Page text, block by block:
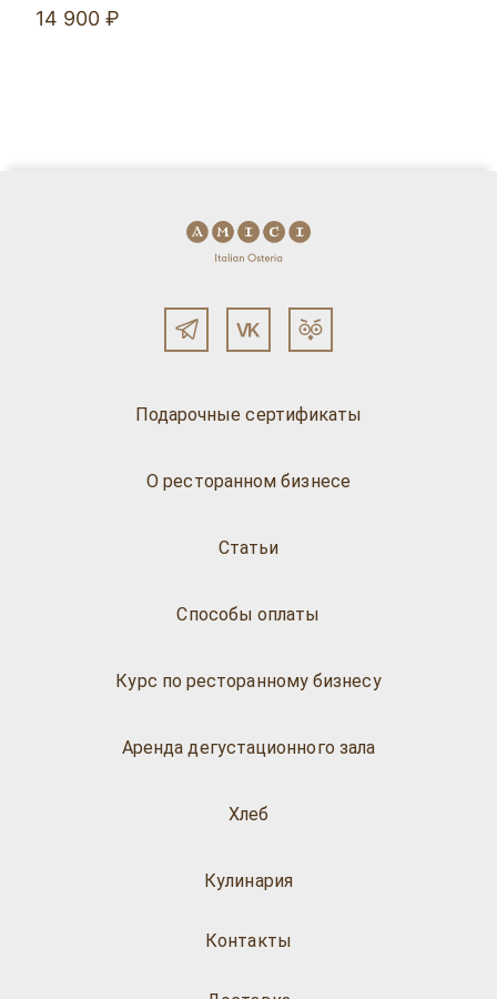
14 900 ₽
Подарочные сертификаты
О ресторанном бизнесе
Статьи
Способы оплаты
Курс по ресторанному бизнесу
Аренда дегустационного зала
Хлеб
Кулинария
Контакты